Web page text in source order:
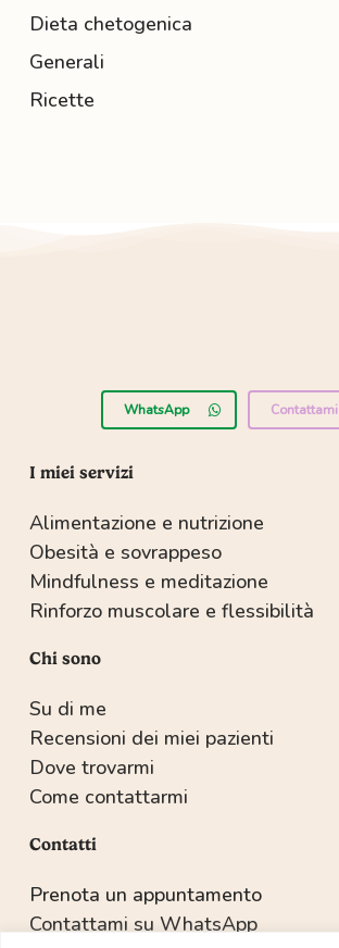
Dieta chetogenica
Generali
Ricette
WhatsApp Contattami
I miei servizi
Alimentazione e nutrizione
Obesità e sovrappeso
Mindfulness e meditazione
Rinforzo muscolare e flessibilità
Chi sono
Su di me
Recensioni dei miei pazienti
Dove trovarmi
Come contattarmi
Contatti
Prenota un appuntamento
Contattami su WhatsApp